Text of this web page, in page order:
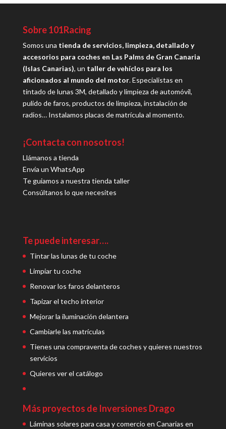
Sobre 101Racing
Somos una tienda de servicios, limpieza, detallado y
accesorios para coches en Las Palms de Gran Canaria
(Islas Canarias), un taller de vehíclos para los
aficionados al mundo del motor. Especialistas en
tintado de lunas 3M, detallado y limpieza de automóvil,
pulido de faros, productos de limpieza, instalación de
radios… Instalamos placas de matrícula al momento.
¡Contacta con nosotros!
Llámanos a tienda
Envía un WhatsApp
Te guiamos a nuestra tienda taller
Consúltanos lo que necesites
Te puede interesar….
Tintar las lunas de tu coche
Limpiar tu coche
Renovar los faros delanteros
Tapizar el techo interior
Mejorar la iluminación delantera
Cambiarle las matrículas
Tienes una compraventa de coches y quieres nuestros
servicios
Quieres ver el catálogo
Más proyectos de Inversiones Drago
Láminas solares para casa y comercio en Canarias en